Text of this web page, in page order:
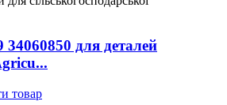
34060850 для деталей
товар